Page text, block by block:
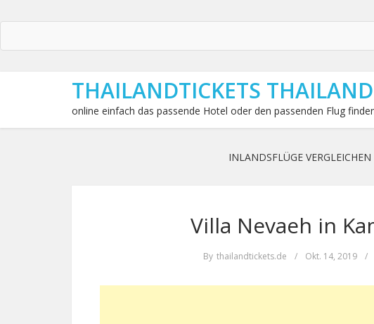
THAILANDTICKETS
online einfach das passende Hotel oder den passenden Flug
INLANDSFLÜGE VERGLEICHEN
Villa Nevaeh in
By thailandtickets.de / Okt. 14, 2019 /